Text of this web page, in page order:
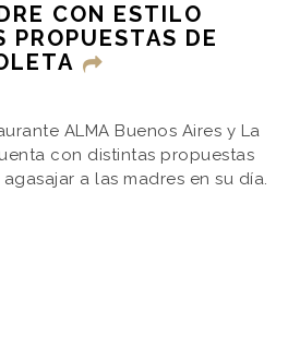
CON ESTILO
PROPUESTAS DE
ALMA Buenos Aires y La
con distintas propuestas
a las madres en su día.